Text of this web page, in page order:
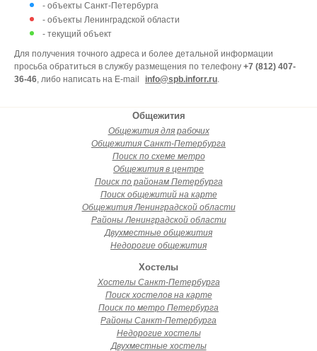
- объекты Санкт-Петербурга
- объекты Ленинградской области
- текущий объект
Для получения точного адреса и более детальной информации
просьба обратиться в службу размещения по телефону +7 (812) 407-
36-46, либо написать на E-mail info@spb.inforr.ru.
Общежития
Общежития для рабочих
Общежития Санкт-Петербурга
Поиск по схеме метро
Общежития в центре
Поиск по районам Петербурга
Поиск общежитий на карте
Общежития Ленинградской области
Районы Ленинградской области
Двухместные общежития
Недорогие общежития
Хостелы
Хостелы Санкт-Петербурга
Поиск хостелов на карте
Поиск по метро Петербурга
Районы Санкт-Петербурга
Недорогие хостелы
Двухместные хостелы